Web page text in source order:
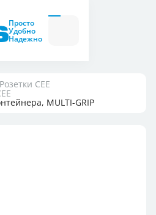
Просто
Удобно
Надежно
Розетки CEE
MULTI-GRIP